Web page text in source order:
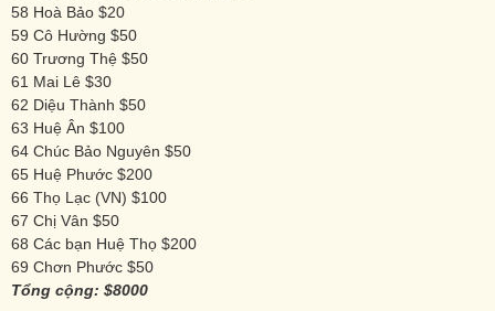
58 Hoà Bảo $20
59 Cô Hường $50
60 Trương Thệ $50
61 Mai Lê $30
62 Diệu Thành $50
63 Huệ Ân $100
64 Chúc Bảo Nguyên $50
65 Huệ Phước $200
66 Thọ Lạc (VN) $100
67 Chị Vân $50
68 Các bạn Huệ Thọ $200
69 Chơn Phước $50
Tổng cộng: $8000